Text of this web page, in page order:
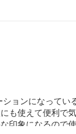
ョンになってい
も使えて便利で
印象になるので